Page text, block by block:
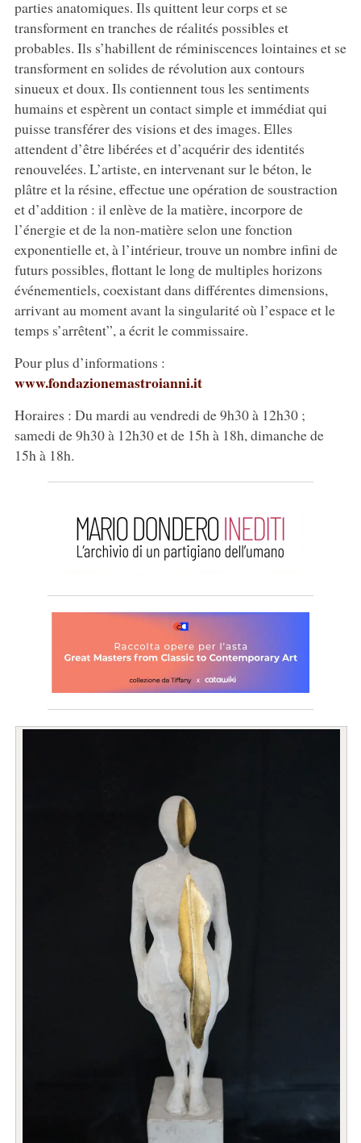
parties anatomiques. Ils quittent leur corps et se
transforment en tranches de réalités possibles et
probables. Ils s’habillent de réminiscences lointaines et se
transforment en solides de révolution aux contours
sinueux et doux. Ils contiennent tous les sentiments
humains et espèrent un contact simple et immédiat qui
puisse transférer des visions et des images. Elles
attendent d’être libérées et d’acquérir des identités
renouvelées. L’artiste, en intervenant sur le béton, le
plâtre et la résine, effectue une opération de soustraction
et d’addition : il enlève de la matière, incorpore de
l’énergie et de la non-matière selon une fonction
exponentielle et, à l’intérieur, trouve un nombre infini de
futurs possibles, flottant le long de multiples horizons
événementiels, coexistant dans différentes dimensions,
arrivant au moment avant la singularité où l’espace et le
temps s’arrêtent”, a écrit le commissaire.
Pour plus d’informations :
www.fondazionemastroianni.it
Horaires : Du mardi au vendredi de 9h30 à 12h30 ;
samedi de 9h30 à 12h30 et de 15h à 18h, dimanche de
15h à 18h.